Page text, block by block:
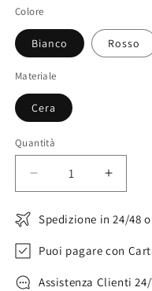
Colore
Bianco Rosso
Materiale
Cera
Quantità
Diminuisci
quantità
per
Scatola
candela
profumata
Cuore
quantità
per
Scatola
Cuore
Spedizione in 24/48
Puoi pagare con
Assistenza Clienti